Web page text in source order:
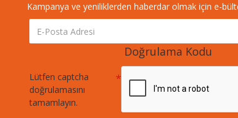
Kampanya ve yeniliklerden haberdar olmak için e-
Doğrulama Kodu
Lütfen captcha
doğrulamasını
tamamlayın.